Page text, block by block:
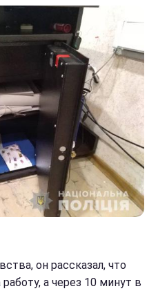
он рассказал, что
а через 10 минут в